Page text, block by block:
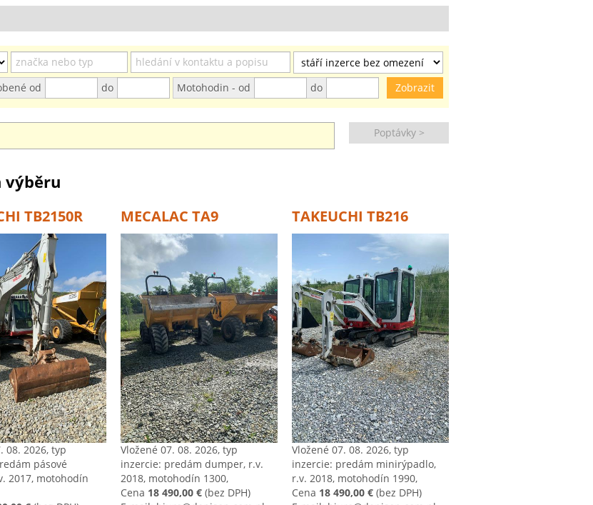
od do Motohodin - od do
Poptávky >
výběru
TB2150R
08. 2026, typ
pásové
2017, motohodín
MECALAC TA9
Vložené 07. 08. 2026, typ
inzercie: predám dumper, r.v.
2018, motohodín 1300,
Cena 18 490,00 € (bez DPH)
TAKEUCHI TB216
Vložené 07. 08. 2026, typ
inzercie: predám minirýpadlo,
r.v. 2018, motohodín 1990,
Cena 18 490,00 € (bez DPH)